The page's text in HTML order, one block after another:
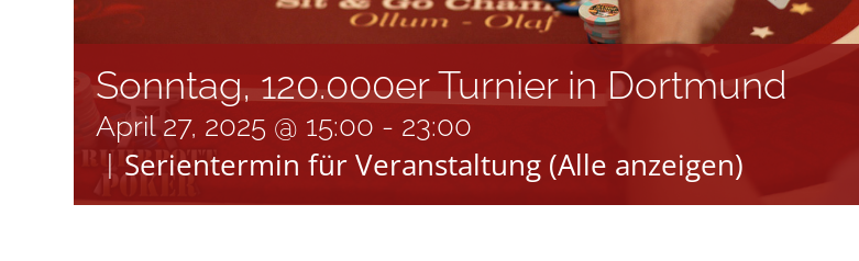
Sonntag, 120.000er Turnier in Dortmund
April 27, 2025 @ 15:00 - 23:00
| Serientermin für Veranstaltung (Alle anzeigen)